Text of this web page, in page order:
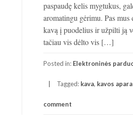
paspaudę kelis mygtukus,
aromatingu gėrimu. Pas mus
kavą į puodelius ir užpilti ją
tačiau vis dėlto vis […]
Posted in: Elektroninės
Tagged: kava, kavos
comment